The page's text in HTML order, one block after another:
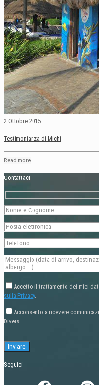
2 Ottobre 2015
Testimonianza di Michi
Read more
Contattaci
Accetto il trattamento dei miei
sulla Privacy.
Acconsento a ricevere
Divers.
Seguici